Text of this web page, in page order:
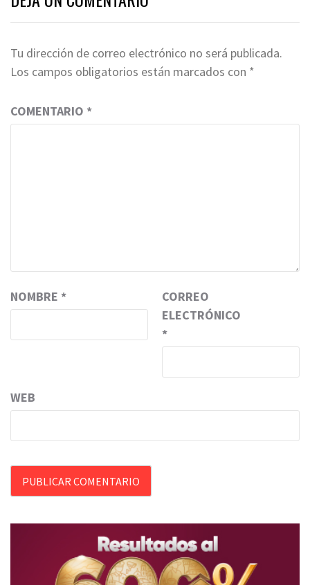
Tu dirección de correo electrónico no será publicada.
Los campos obligatorios están marcados con *
COMENTARIO *
NOMBRE *
CORREO
ELECTRÓNICO
*
WEB